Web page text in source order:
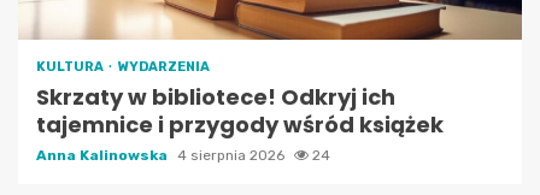
KULTURA WYDARZENIA
Skrzaty w bibliotece! Odkryj ich
tajemnice i przygody wśród książek
Anna Kalinowska 4 sierpnia 2026 24